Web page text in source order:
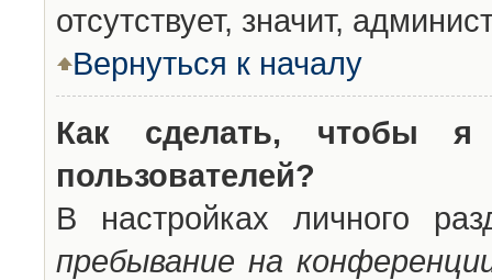
отсутствует, значит,
Вернуться к началу
Как сделать, чтобы
пользователей?
В настройках личного
пребывание на